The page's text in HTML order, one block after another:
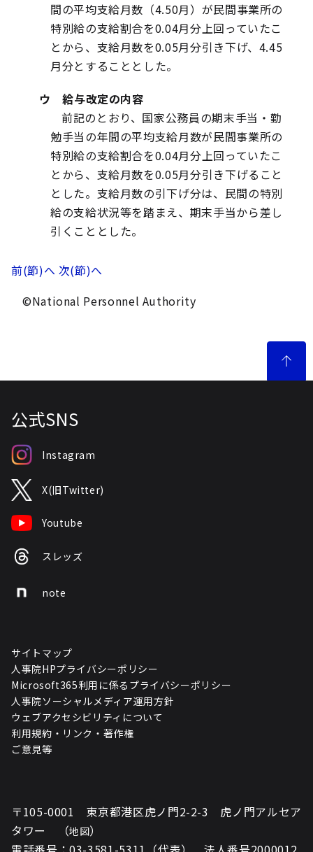
間の平均支給月数（4.50月）が民間事業所の
特別給の支給割合を0.04月分上回っていたこ
とから、支給月数を0.05月分引き下げ、4.45
月分とすることとした。
ウ 給与改定の内容
前記のとおり、国家公務員の期末手当・勤
勉手当の年間の平均支給月数が民間事業所の
特別給の支給割合を0.04月分上回っていたこ
とから、支給月数を0.05月分引き下げること
とした。支給月数の引下げ分は、民間の特別
給の支給状況等を踏まえ、期末手当から差し
引くこととした。
前(節)へ 次(節)へ
©National Personnel Authority
公式SNS
Instagram
X(旧Twitter)
Youtube
スレッズ
note
サイトマップ
人事院HPプライバシーポリシー
Microsoft365利用に係るプライバシーポリシー
人事院ソーシャルメディア運用方針
ウェブアクセシビリティについて
利用規約・リンク・著作権
ご意見等
〒105-0001 東京都港区虎ノ門2-2-3 虎ノ門アルセア
タワー （地図）